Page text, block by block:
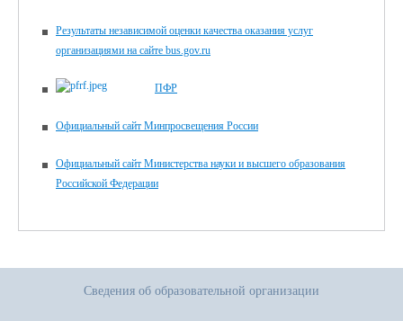
Результаты независимой оценки качества оказания услуг
организациями на сайте bus.gov.ru
ПФР
Официальный сайт Минпросвещения России
Официальный сайт Министерства науки и высшего образования
Российской Федерации
Сведения об образовательной организации